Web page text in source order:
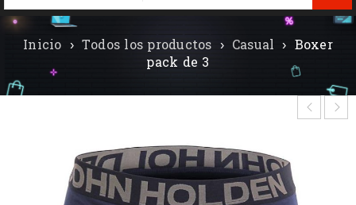
Inicio › Todos los productos › Casual › Boxer
pack de 3